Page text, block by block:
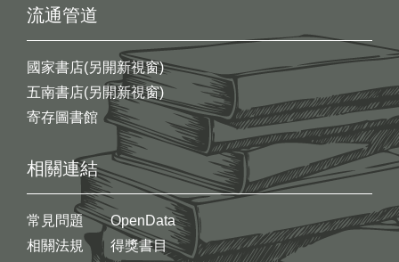
流通管道
國家書店(另開新視窗)
五南書店(另開新視窗)
寄存圖書館
相關連結
常見問題
相關法規
OpenData
得獎書目